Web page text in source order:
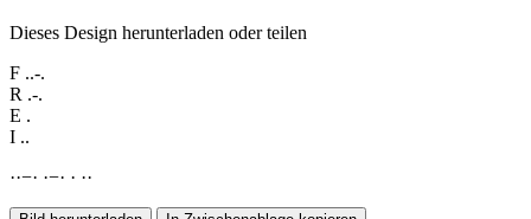
Dieses Design herunterladen oder teilen
F ..-.
R .-.
E .
I ..
··−· ·−· · ··